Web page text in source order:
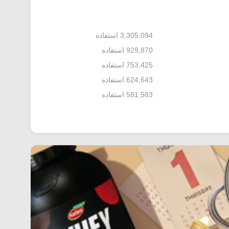
3,305,094 استفاده
929,870 استفاده
753,425 استفاده
624,643 استفاده
581,583 استفاده